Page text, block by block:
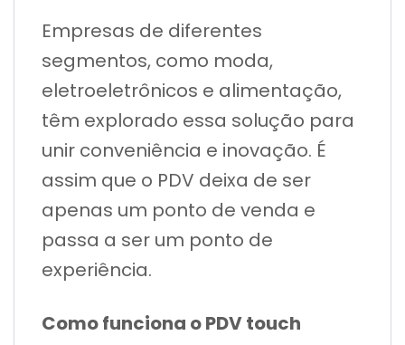
Empresas de diferentes
segmentos, como moda,
eletroeletrônicos e alimentação,
têm explorado essa solução para
unir conveniência e inovação. É
assim que o PDV deixa de ser
apenas um ponto de venda e
passa a ser um ponto de
experiência.
Como funciona o PDV touch